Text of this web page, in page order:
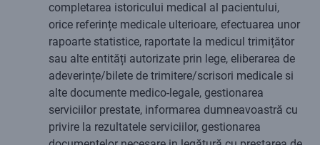
completarea istoricului medical al pacientului,
orice referințe medicale ulterioare, efectuarea unor
rapoarte statistice, raportate la medicul trimițător
sau alte entități autorizate prin lege, eliberarea de
adeverințe/bilete de trimitere/scrisori medicale si
alte documente medico-legale, gestionarea
serviciilor prestate, informarea dumneavoastră cu
privire la rezultatele serviciilor, gestionarea